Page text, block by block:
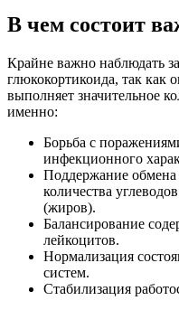
В чем состоит
Крайне важно наблюдать
глюкокортикоида, так как
выполняет значительное
именно:
Борьба с
инфекционного
Поддержание обмена
количества
(жиров).
Балансирование
лейкоцитов.
Нормализация
систем.
Стабилизация